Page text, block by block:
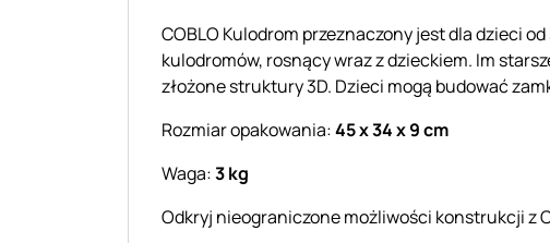
COBLO Kulodrom przeznaczony jest dla dzieci
kulodromów, rosnący wraz z dzieckiem. Im
złożone struktury 3D. Dzieci mogą budować
Rozmiar opakowania:45 x 34 x 9 cm
Waga:3 kg
Odkryj nieograniczone możliwości konstrukcji z